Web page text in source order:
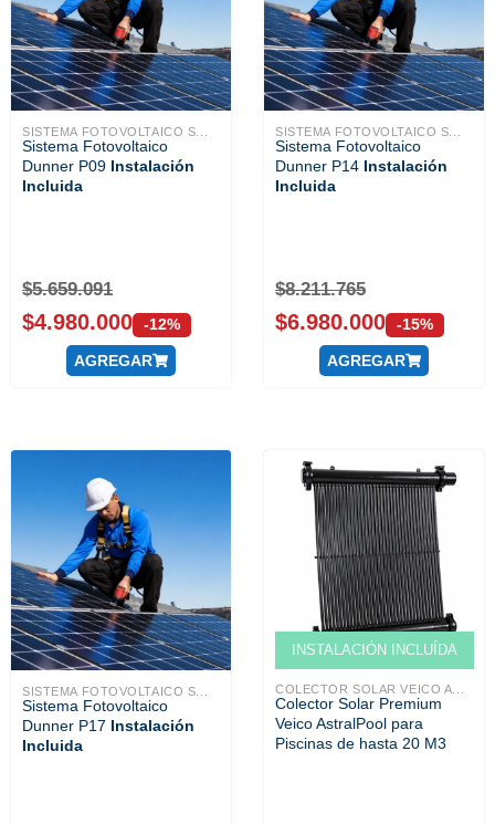
SISTEMA FOTOVOLTAICO S...
Sistema Fotovoltaico
Dunner P09 Instalación
Incluida
$5.659.091
$4.980.000 -12%
AGREGAR
SISTEMA FOTOVOLTAICO S...
Sistema Fotovoltaico
Dunner P14 Instalación
Incluida
$8.211.765
$6.980.000 -15%
AGREGAR
SISTEMA FOTOVOLTAICO S...
Sistema Fotovoltaico
Dunner P17 Instalación
Incluida
INSTALACIÓN INCLUÍDA
Venta solo ONLINE
COLECTOR SOLAR VEICO A...
Colector Solar Premium
Veico AstralPool para
Piscinas de hasta 20 M3